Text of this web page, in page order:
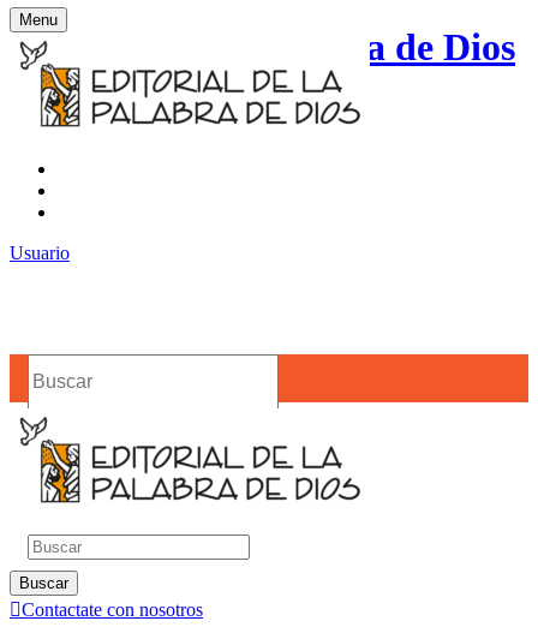
Editorial de la Palabra de Dios
Contacto
Noticias
Usuario
Menu
Buscar
Buscar
Contactate con nosotros